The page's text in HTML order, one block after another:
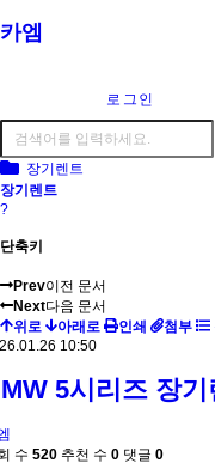
카엠
로그인
장기렌트
장기렌트
?
단축키
Prev이전 문서
Next다음 문서
위로
아래로 인쇄 첨부
10:50
5시리즈 장
수 520 추천 수 0 댓글 0